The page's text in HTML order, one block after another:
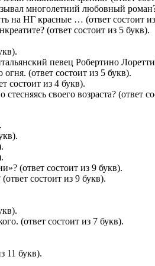
многолетний любовный
на НГ красные … (ответ состоит
(ответ состоит из 5 букв).
певец Робертино
(ответ состоит из 5 букв).
состоит из 4 букв).
своего возраста? (ответ
(ответ состоит из 9 букв).
состоит из 9 букв).
(ответ состоит из 7 букв).
11 букв).